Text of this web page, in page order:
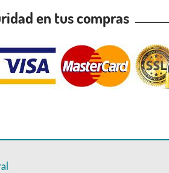
en tus compras